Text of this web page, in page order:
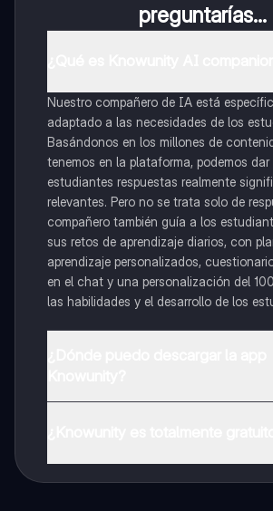
preguntarías...
Nuestro compañero de IA está
adaptado a las necesidades de los
Basándonos en los millones de
tenemos en la plataforma, podemos dar
estudiantes respuestas realmente
relevantes. Pero no se trata solo de
compañero también guía a los
sus retos de aprendizaje diarios, con
aprendizaje personalizados,
en el chat y una personalización del
las habilidades y el desarrollo de los